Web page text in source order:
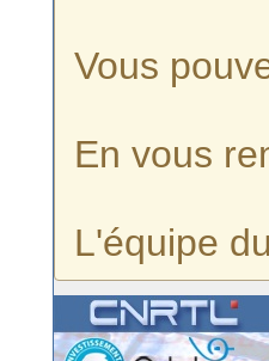
Vous
En vous
L'équipe